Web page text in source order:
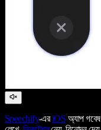
Speechify-এরiOS অ্যাপ